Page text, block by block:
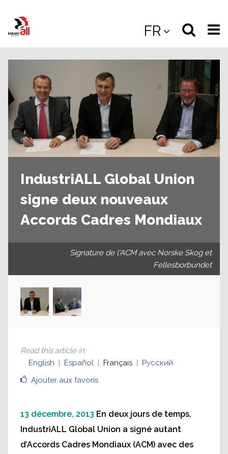
main
FR
Select
the
site
IndustriALL Global Union
signe deux nouveaux
Accords Cadres Mondiaux
Signature de l'ACM avec Norske Skog et
Fellesborbundet
Ajouter aux favoris
Read this article in:
English
Español Français Русский
13 décembre, 2013 En deux jours de temps,
IndustriALL Global Union a signé autant
d’Accords Cadres Mondiaux (ACM) avec des